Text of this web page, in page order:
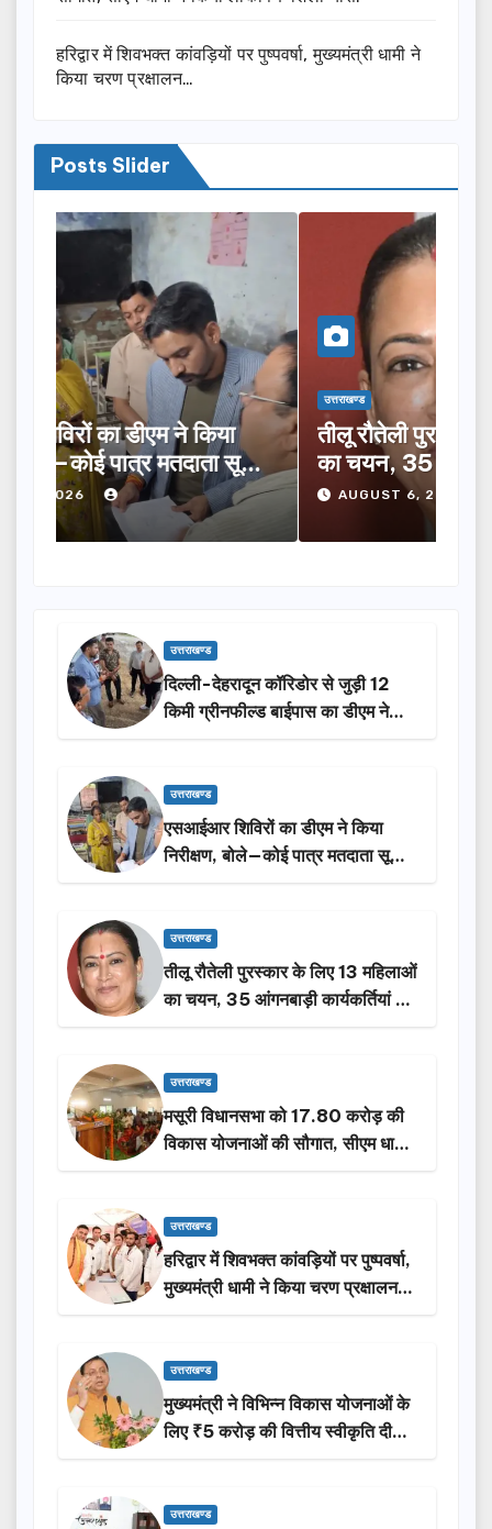
हरिद्वार में शिवभक्त कांवड़ियों पर पुष्पवर्षा, मुख्यमंत्री धामी ने
किया चरण प्रक्षालन…
Posts Slider
उत्तराखण्ड
तीलू रौतेली पुरस्कार के लिए 13 महिलाओं
का चयन, 35 आंगनबाड़ी कार्यकर्तियां भी
होंगी सम्मानित…
AUGUST 6, 2026
उत्तराखण्ड
दिल्ली-देहरादून कॉरिडोर से जुड़ी 12
किमी ग्रीनफील्ड बाईपास का डीएम ने
किया निरीक्षण…
उत्तराखण्ड
एसआईआर शिविरों का डीएम ने किया
निरीक्षण, बोले—कोई पात्र मतदाता सूची
से न छूटे…
उत्तराखण्ड
तीलू रौतेली पुरस्कार के लिए 13 महिलाओं
का चयन, 35 आंगनबाड़ी कार्यकर्तियां भी
होंगी सम्मानित…
उत्तराखण्ड
मसूरी विधानसभा को 17.80 करोड़ की
विकास योजनाओं की सौगात, सीएम धामी
ने किया लोकार्पण-शिलान्यास.
उत्तराखण्ड
हरिद्वार में शिवभक्त कांवड़ियों पर पुष्पवर्षा,
मुख्यमंत्री धामी ने किया चरण प्रक्षालन…
उत्तराखण्ड
मुख्यमंत्री ने विभिन्न विकास योजनाओं के
लिए ₹5 करोड़ की वित्तीय स्वीकृति दी…
उत्तराखण्ड